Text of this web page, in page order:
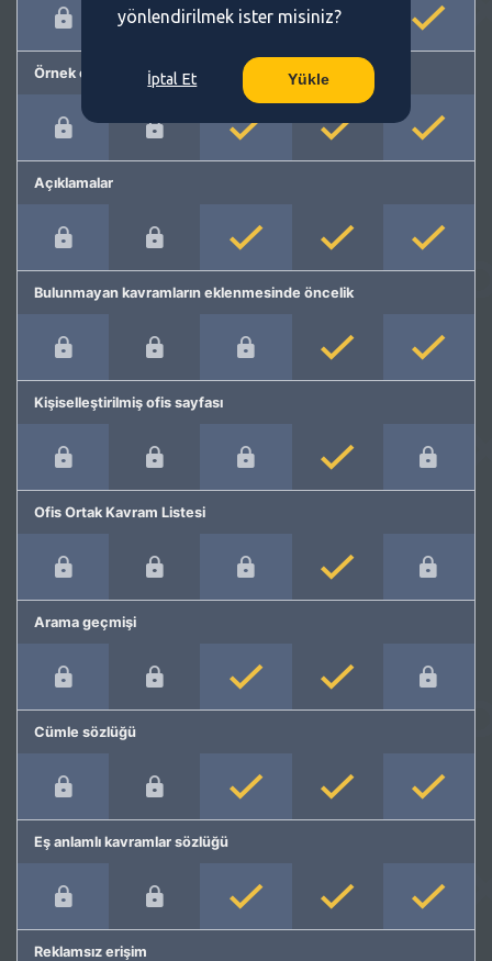
Örnek cümleler
Açıklamalar
Bulunmayan kavramların eklenmesinde öncelik
Kişiselleştirilmiş ofis sayfası
Ofis Ortak Kavram Listesi
Arama geçmişi
Cümle sözlüğü
Eş anlamlı kavramlar sözlüğü
Reklamsız erişim
yönlendirilmek ister misiniz?
İptal Et Yükle